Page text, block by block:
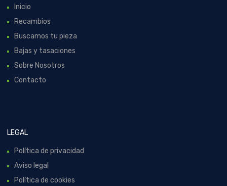
Inicio
Recambios
Buscamos tu pieza
Bajas y tasaciones
Sobre Nosotros
Contacto
LEGAL
Política de privacidad
Aviso legal
Política de cookies